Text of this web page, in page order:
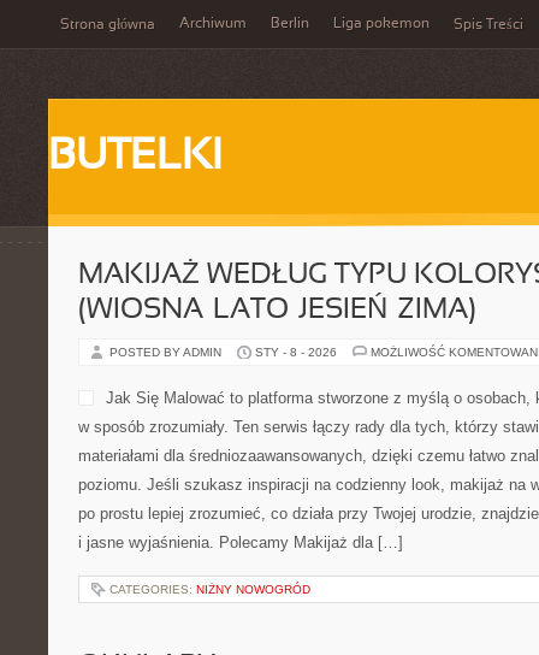
Strona główna Archiwum Berlin Liga pokemon Spis Treści
BUTELKI
MAKIJAŻ WEDŁUG TYPU
(WIOSNA–LATO–JESIEŃ–ZIMA)
POSTED BY ADMIN STY - 8 - 2026 MOŻLIWOŚĆ
Jak Się Malować to
osobach, które chcą
zrozumiały. Ten serwis
stawiają pierwsze kroki z
średniozaawansowanych,
treści dopasowane do
na codzienny look, makijaż na wielkie wyjście albo chcesz po
działa przy Twojej urodzie, znajdziesz tu sprawdzone podejście i